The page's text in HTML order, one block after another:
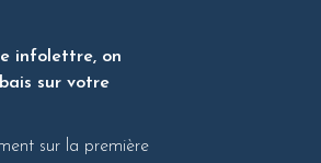
infolettre, on
sur votre
sur la première